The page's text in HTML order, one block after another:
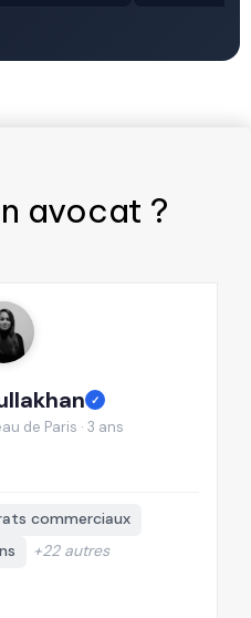
avocat ?
✓
de Paris · 3 ans
commerciaux
+22 autres